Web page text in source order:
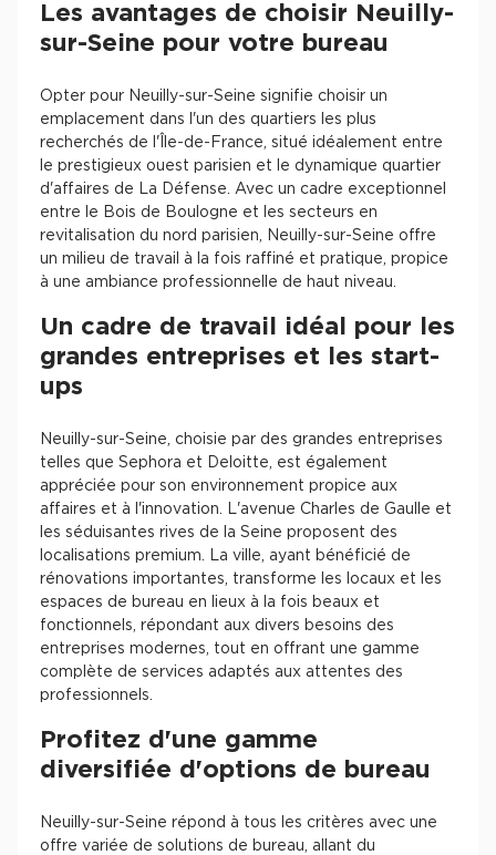
Les avantages de choisir Neuilly-
sur-Seine pour votre bureau
Opter pour Neuilly-sur-Seine signifie choisir un
emplacement dans l'un des quartiers les plus
recherchés de l'Île-de-France, situé idéalement entre
le prestigieux ouest parisien et le dynamique quartier
d'affaires de La Défense. Avec un cadre exceptionnel
entre le Bois de Boulogne et les secteurs en
revitalisation du nord parisien, Neuilly-sur-Seine offre
un milieu de travail à la fois raffiné et pratique, propice
à une ambiance professionnelle de haut niveau.
Un cadre de travail idéal pour les
grandes entreprises et les start-
ups
Neuilly-sur-Seine, choisie par des grandes entreprises
telles que Sephora et Deloitte, est également
appréciée pour son environnement propice aux
affaires et à l'innovation. L'avenue Charles de Gaulle et
les séduisantes rives de la Seine proposent des
localisations premium. La ville, ayant bénéficié de
rénovations importantes, transforme les locaux et les
espaces de bureau en lieux à la fois beaux et
fonctionnels, répondant aux divers besoins des
entreprises modernes, tout en offrant une gamme
complète de services adaptés aux attentes des
professionnels.
Profitez d'une gamme
diversifiée d'options de bureau
Neuilly-sur-Seine répond à tous les critères avec une
offre variée de solutions de bureau, allant du